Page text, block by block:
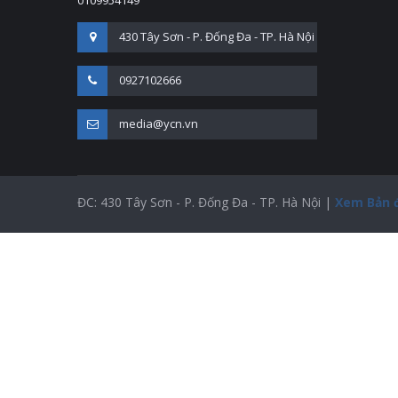
430 Tây Sơn - P. Đống Đa - TP. Hà Nội
0927102666
media@ycn.vn
ĐC: 430 Tây Sơn - P. Đống Đa - TP. Hà Nội | Xem Bản